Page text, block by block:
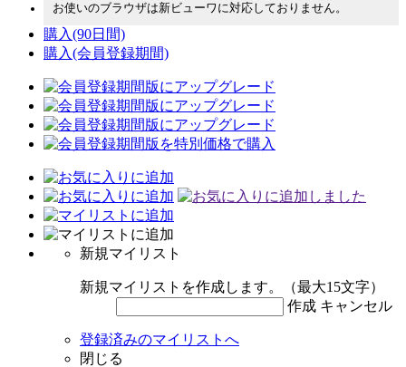
お使いのブラウザは新ビューワに対応しておりません。
購入(90日間)
購入(会員登録期間)
新規マイリスト
新規マイリストを作成します。（最大15文字）
作成 キャンセル
登録済みのマイリストへ
閉じる